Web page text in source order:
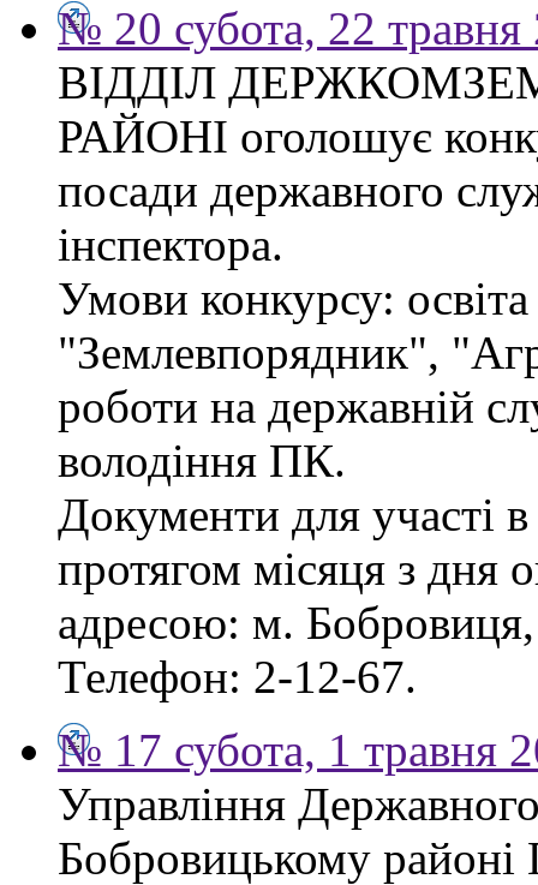
№ 20 субота, 22 травня
ВІДДІЛ
РАЙОНІ оголошує
посади державного
інспектора.
Умови конкурсу:
"Землевпорядник",
роботи на державній
володіння ПК.
Документи для участі
протягом місяця з дня
адресою: м.
Телефон: 2-12-67.
№ 17 субота, 1 травня
Управління
Бобровицькому районі